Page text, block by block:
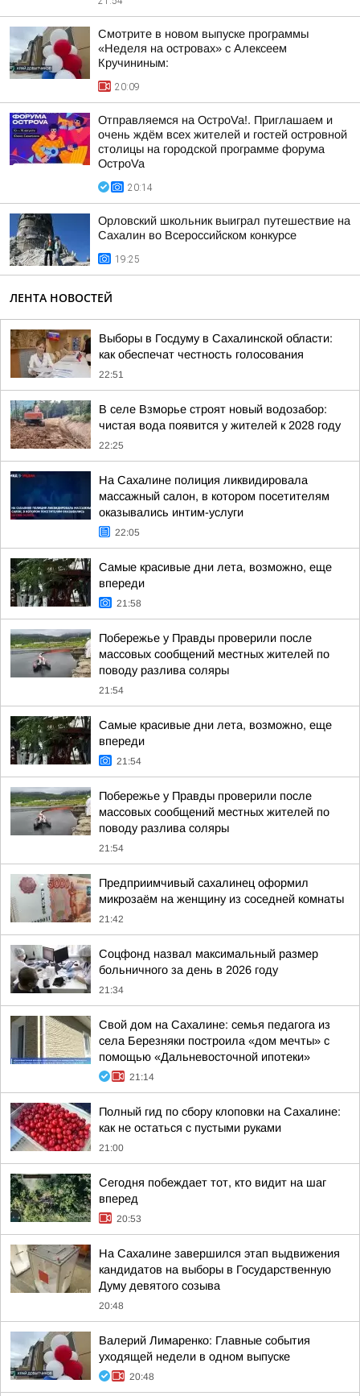
Смотрите в новом выпуске программы
«Неделя на островах» с Алексеем
Кручининым:
20:09
Отправляемся на ОстроVa!. Приглашаем и
очень ждём всех жителей и гостей островной
столицы на городской программе форума
ОстроVa
20:14
Орловский школьник выиграл путешествие на
Сахалин во Всероссийском конкурсе
19:25
ЛЕНТА НОВОСТЕЙ
Выборы в Госдуму в Сахалинской области:
как обеспечат честность голосования
22:51
В селе Взморье строят новый водозабор:
чистая вода появится у жителей к 2028 году
22:25
На Сахалине полиция ликвидировала
массажный салон, в котором посетителям
оказывались интим-услуги
22:05
Самые красивые дни лета, возможно, еще
впереди
21:58
Побережье у Правды проверили после
массовых сообщений местных жителей по
поводу разлива соляры
21:54
Самые красивые дни лета, возможно, еще
впереди
21:54
Побережье у Правды проверили после
массовых сообщений местных жителей по
поводу разлива соляры
21:54
Предприимчивый сахалинец оформил
микрозаём на женщину из соседней комнаты
21:42
Соцфонд назвал максимальный размер
больничного за день в 2026 году
21:34
Свой дом на Сахалине: семья педагога из
села Березняки построила «дом мечты» с
помощью «Дальневосточной ипотеки»
21:14
Полный гид по сбору клоповки на Сахалине:
как не остаться с пустыми руками
21:00
Сегодня побеждает тот, кто видит на шаг
вперед
20:53
На Сахалине завершился этап выдвижения
кандидатов на выборы в Государственную
Думу девятого созыва
20:48
Валерий Лимаренко: Главные события
уходящей недели в одном выпуске
20:48